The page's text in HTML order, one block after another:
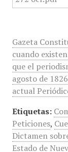
Gazeta
cuando
que el
agosto de
actual
Etiquetas:
Peticiones,
Dictamen
Estado de